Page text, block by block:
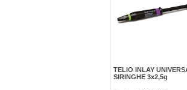
TELIO INLAY
SIRINGHE 3x2,5g